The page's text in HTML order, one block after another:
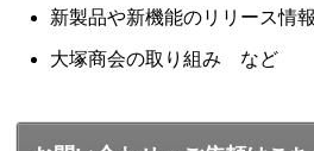
新製品や新機能のリリース情報
大塚商会の取り組み など